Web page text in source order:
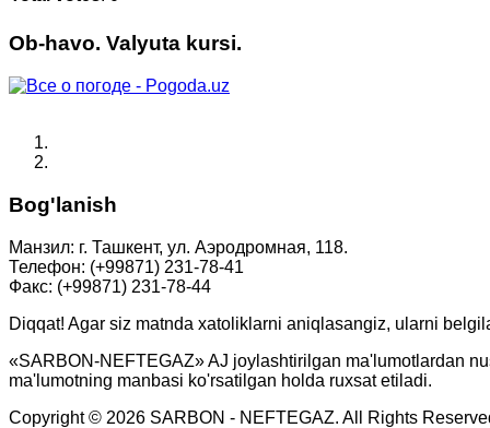
Ob-havo. Valyuta kursi.
Bog'lanish
Манзил: г. Ташкент, ул. Аэродромная, 118.
Телефон: (+99871) 231-78-41
Факс: (+99871) 231-78-44
Diqqat! Agar siz matnda xatoliklarni aniqlasangiz, ularni
«SARBON-NEFTEGAZ» AJ joylashtirilgan ma'lumotlardan
ma'lumotning manbasi ko'rsatilgan holda ruxsat etiladi.
Copyright © 2026 SARBON - NEFTEGAZ. All Rights